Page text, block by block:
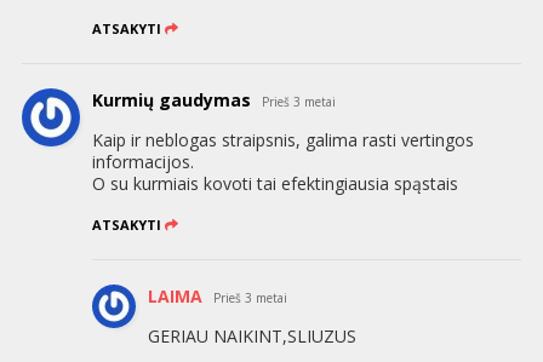
ATSAKYTI
Kurmių gaudymas Prieš 3 metai
Kaip ir neblogas straipsnis, galima rasti vertingos
informacijos.
O su kurmiais kovoti tai efektingiausia spąstais
ATSAKYTI
LAIMA Prieš 3 metai
GERIAU NAIKINT,SLIUZUS